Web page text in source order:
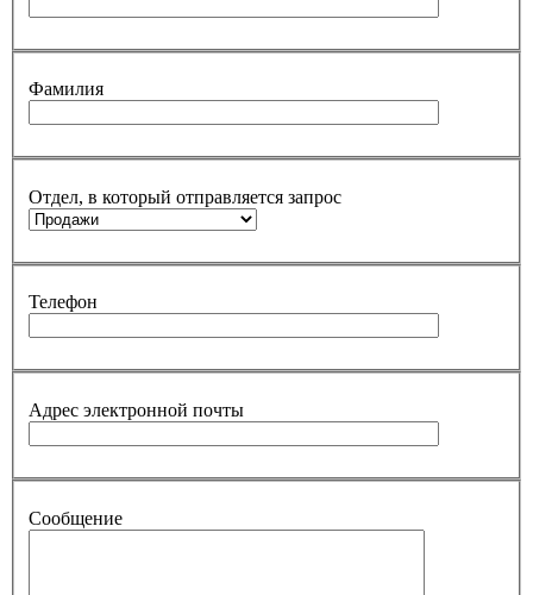
Фамилия
Отдел, в который отправляется запрос
Телефон
Адрес электронной почты
Сообщение